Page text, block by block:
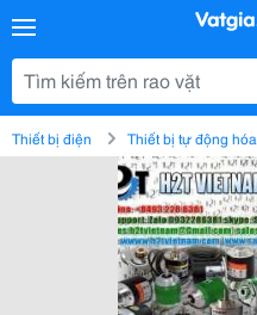
Thiết bị điện Thiết bị tự động hóa